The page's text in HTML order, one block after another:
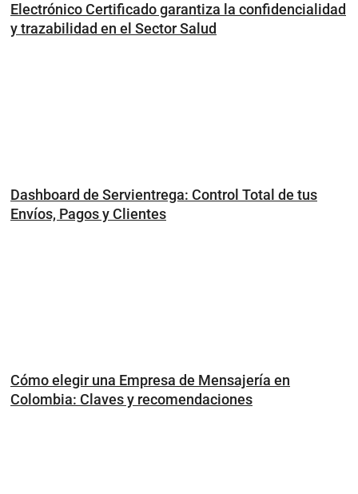
Electrónico Certificado garantiza la confidencialidad
y trazabilidad en el Sector Salud
Dashboard de Servientrega: Control Total de tus
Envíos, Pagos y Clientes
Cómo elegir una Empresa de Mensajería en
Colombia: Claves y recomendaciones